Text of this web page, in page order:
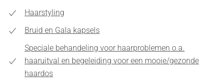
Haarstyling
Bruid en Gala kapsels
Speciale behandeling voor haarproblemen o.a.
haaruitval en begeleiding voor een mooie/gezonde
haardos